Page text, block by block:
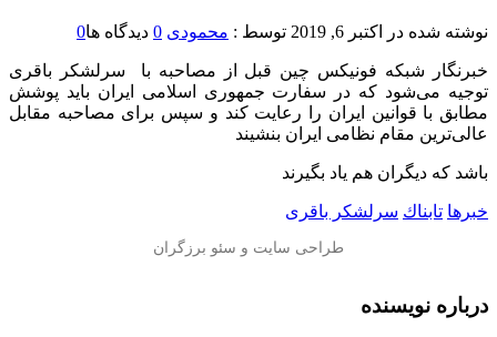
نوشته شده در اکتبر 6, 2019 توسط : محمودی 0 دیدگاه ها0
خبرنگار شبکه فونیکس چین قبل از مصاحبه با ⁧ سرلشکر باقری⁩
توجیه می‌شود که در سفارت جمهوری اسلامی ایران باید پوشش
مطابق با قوانین ایران را رعایت کند و سپس برای مصاحبه مقابل
عالی‌ترین مقام نظامی ایران بنشیند
‏باشد که دیگران هم یاد بگیرند
خبرها تابناك سرلشکر باقری
درباره نویسنده